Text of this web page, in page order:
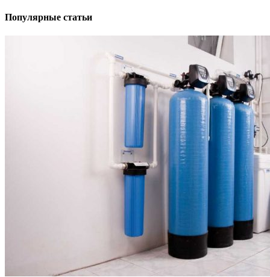
Популярные статьи